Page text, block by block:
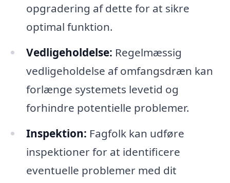
opgradering af dette for at sikre
optimal funktion.
Vedligeholdelse: Regelmæssig
vedligeholdelse af omfangsdræn kan
forlænge systemets levetid og
forhindre potentielle problemer.
Inspektion: Fagfolk kan udføre
inspektioner for at identificere
eventuelle problemer med dit